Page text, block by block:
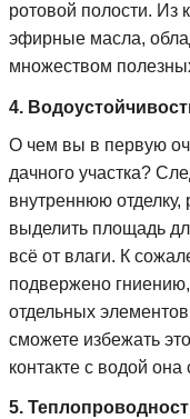
ротовой полости. Из
эфирные масла,
множеством
4.
О чем вы в первую
дачного участка?
внутреннюю
выделить площадь
всё от влаги. К
подвержено
отдельных
сможете избежать
контакте с водой она
5.